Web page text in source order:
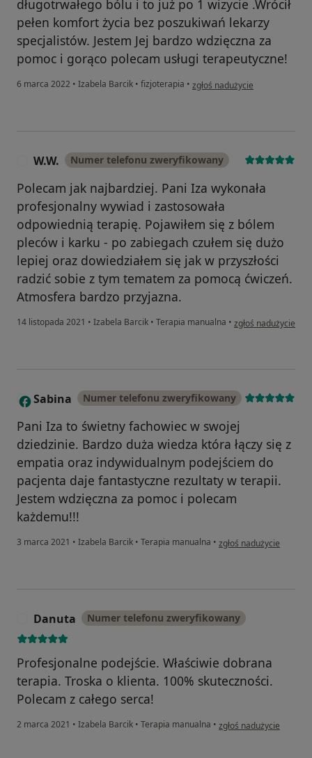
długotrwałego bólu i to już po 1 wizycie .Wrócił
pełen komfort życia bez poszukiwań lekarzy
specjalistów. Jestem Jej bardzo wdzięczna za
pomoc i gorąco polecam usługi terapeutyczne!
6 marca 2022 • Izabela Barcik • fizjoterapia • w opinii użytkownika URSZULA
zgłoś nadużycie
W.W. Numer telefonu zweryfikowany
Polecam jak najbardziej. Pani Iza wykonała
profesjonalny wywiad i zastosowała
odpowiednią terapię. Pojawiłem się z bólem
pleców i karku - po zabiegach czułem się dużo
lepiej oraz dowiedziałem się jak w przyszłości
radzić sobie z tym tematem za pomocą ćwiczeń.
Atmosfera bardzo przyjazna.
14 listopada 2021 • Izabela Barcik • Terapia manualna • w opinii użytkownika
zgłoś nadużycie
S Sabina Numer telefonu zweryfikowany
Pani Iza to świetny fachowiec w swojej
dziedzinie. Bardzo duża wiedza która łączy się z
empatia oraz indywidualnym podejściem do
pacjenta daje fantastyczne rezultaty w terapii.
Jestem wdzięczna za pomoc i polecam
każdemu!!!
3 marca 2021 • Izabela Barcik • Terapia manualna • w opinii użytkownika
zgłoś nadużycie
Danuta Numer telefonu zweryfikowany
Profesjonalne podejście. Właściwie dobrana
terapia. Troska o klienta. 100% skuteczności.
Polecam z całego serca!
2 marca 2021 • Izabela Barcik • Terapia manualna • w opinii użytkownika
zgłoś nadużycie